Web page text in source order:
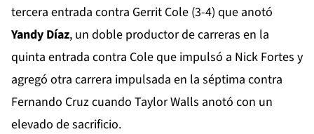
tercera entrada contra Gerrit Cole (3-4) que anotó
Yandy Díaz, un doble productor de carreras en la
quinta entrada contra Cole que impulsó a Nick Fortes y
agregó otra carrera impulsada en la séptima contra
Fernando Cruz cuando Taylor Walls anotó con un
elevado de sacrificio.